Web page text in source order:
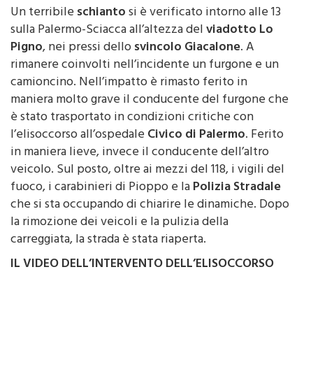
Un terribileschiantosi è verificato intorno alle 13
sulla Palermo-Sciacca all’altezza delviadotto Lo
Pigno, nei pressi dellosvincolo Giacalone. A
rimanere coinvolti nell’incidente un furgone e un
camioncino. Nell’impatto è rimasto ferito in
maniera molto grave il conducente del furgone che
è stato trasportato in condizioni critiche con
l’elisoccorso all’ospedaleCivico di Palermo. Ferito
in maniera lieve, invece il conducente dell’altro
veicolo. Sul posto, oltre ai mezzi del 118, i vigili del
fuoco, i carabinieri di Pioppo e laPolizia Stradale
che si sta occupando di chiarire le dinamiche. Dopo
la rimozione dei veicoli e la pulizia della
carreggiata, la strada è stata riaperta.
IL VIDEO DELL’INTERVENTO DELL’ELISOCCORSO